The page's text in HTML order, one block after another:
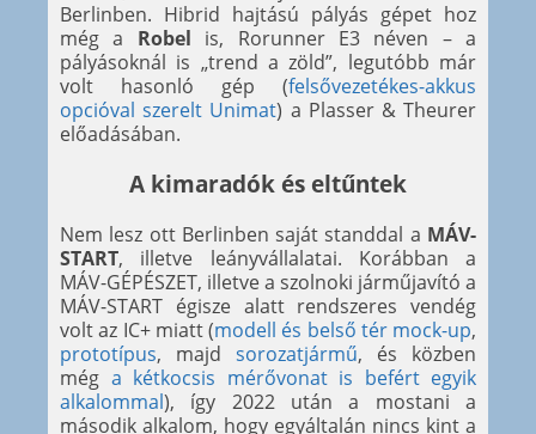
Berlinben. Hibrid hajtású pályás gépet hoz
még a Robel is, Rorunner E3 néven – a
pályásoknál is „trend a zöld”, legutóbb már
volt hasonló gép (felsővezetékes-akkus
opcióval szerelt Unimat) a Plasser & Theurer
előadásában.
A kimaradók és eltűntek
Nem lesz ott Berlinben saját standdal a MÁV-
START, illetve leányvállalatai. Korábban a
MÁV-GÉPÉSZET, illetve a szolnoki járműjavító a
MÁV-START égisze alatt rendszeres vendég
volt az IC+ miatt (modell és belső tér mock-up,
prototípus, majd sorozatjármű, és közben
még a kétkocsis mérővonat is befért egyik
alkalommal), így 2022 után a mostani a
második alkalom, hogy egyáltalán nincs kint a